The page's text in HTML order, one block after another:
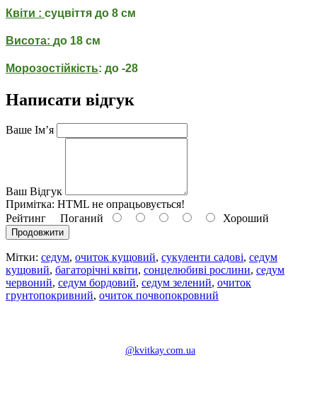
Квіти : суцвіття до 8 см
Висота: до 18 см
Морозостійкість: до -28
Написати відгук
Ваше Ім’я
Ваш Відгук
Примітка: HTML не опрацьовується!
Рейтинг Поганий Хороший
Продовжити
Мітки: седум, очиток кущовий, сукуленти садові, седум
кущовий, багаторічні квіти, сонцелюбиві рослини, седум
червоний, седум бордовий, седум зелений, очиток
грунтопокривний, очиток почвопокровний
@kvitkay.com.ua